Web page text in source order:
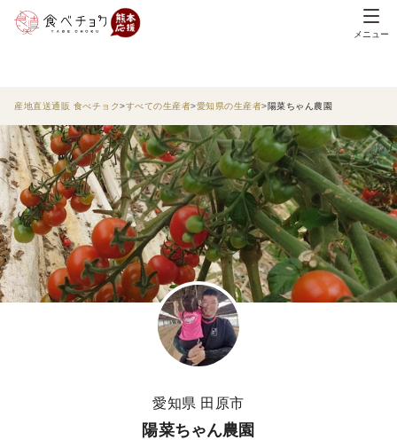
メニュー
産地直送通販 食べチョク すべての生産者 愛知県の生産者 陽菜ちゃん農園
愛知県 田原市
陽菜ちゃん農園